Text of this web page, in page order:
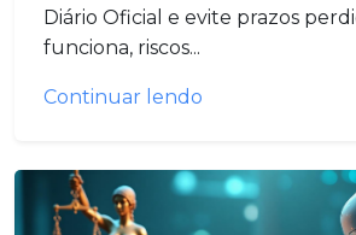
Diário Oficial e evite prazos
funciona, riscos...
Continuar lendo